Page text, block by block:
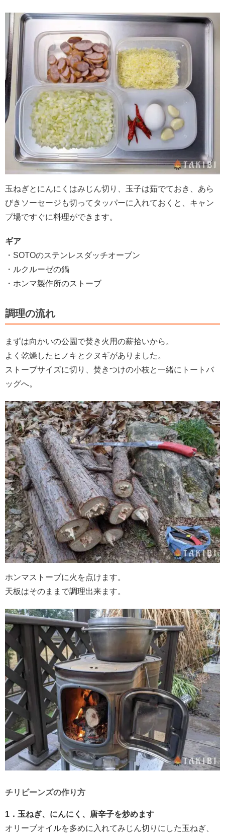
玉ねぎとにんにくはみじん切り、玉子は茹でておき、あら
びきソーセージも切ってタッパーに入れておくと、キャン
プ場ですぐに料理ができます。
ギア
・SOTOのステンレスダッチオーブン
・ルクルーゼの鍋
・ホンマ製作所のストーブ
調理の流れ
まずは向かいの公園で焚き火用の薪拾いから。
よく乾燥したヒノキとクヌギがありました。
ストーブサイズに切り、焚きつけの小枝と一緒にトートバ
ッグへ。
ホンマストーブに火を点けます。
天板はそのままで調理出来ます。
チリビーンズの作り方
1．玉ねぎ、にんにく、唐辛子を炒めます
オリーブオイルを多めに入れてみじん切りにした玉ねぎ、